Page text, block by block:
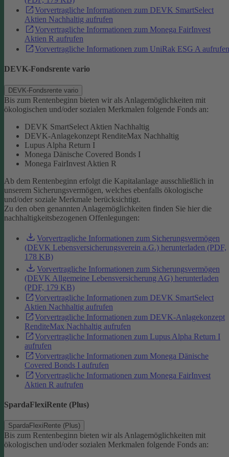
Vorvertragliche Informationen zum DEVK SmartSelect
Aktien Nachhaltig aufrufen
Vorvertragliche Informationen zum Monega FairInvest
Aktien R aufrufen
Vorvertragliche Informationen zum UniRak ESG A aufrufen
DEVK-Fondsrente vario
DEVK-Fondsrente vario
Bis zum Rentenbeginn bieten wir als Anlagemöglichkeiten mit
ökologischen und/oder sozialen Merkmalen folgende Fonds an:
DEVK SmartSelect Aktien Nachhaltig
DEVK-Anlagekonzept RenditeMax Nachhaltig
Lupus Alpha Return I
Monega Dänische Covered Bonds I
Monega FairInvest Aktien R
Ab dem Rentenbeginn erfolgt die Kapitalanlage ausschließlich in
unserem Sicherungsvermögen, welches ebenfalls ökologische
und/oder soziale Merkmale berücksichtigt.
Zu den oben genannten Anlagemöglichkeiten finden Sie hier die
nachhaltigkeitsbezogenen Offenlegungen:
Vorvertragliche Informationen zum Sicherungsvermögen
(DEVK Lebensversicherungsverein a.G.) herunterladen (PDF,
178 KB)
Vorvertragliche Informationen zum Sicherungsvermögen
(DEVK Allgemeine Lebensversicherung AG) herunterladen
(PDF, 179 KB)
Vorvertragliche Informationen zum DEVK SmartSelect
Aktien Nachhaltig aufrufen
Vorvertragliche Informationen zum DEVK-Anlagekonzept
RenditeMax Nachhaltig aufrufen
Vorvertragliche Informationen zum Lupus Alpha Return I
aufrufen
Vorvertragliche Informationen zum Monega Dänische
Covered Bonds I aufrufen
Vorvertragliche Informationen zum Monega FairInvest
Aktien R aufrufen
SpardaFlexiRente (Plus)
SpardaFlexiRente (Plus)
Bis zum Rentenbeginn bieten wir als Anlagemöglichkeiten mit
ökologischen und/oder sozialen Merkmalen folgende Fonds an: